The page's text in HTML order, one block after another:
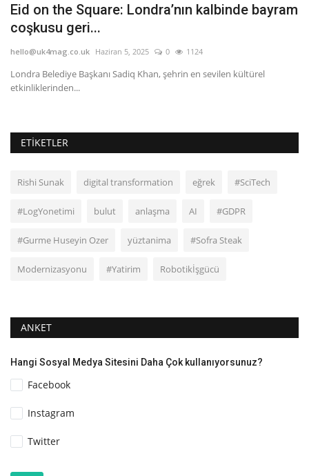
Eid on the Square: Londra’nın kalbinde bayram
coşkusu geri...
hello@uk4mag.co.uk Haziran 5, 2025 0 1124
Londra Belediye Başkanı Sadiq Khan, şehrin en sevilen kültürel
etkinliklerinden...
ETIKETLER
Rishi Sunak digital transformation eğrek #SciTech
#LogYonetimi bulut anlaşma AI #GDPR
#Gurme Huseyin Ozer yüztanima #Sofra Steak
Modernizasyonu #Yatirim Robotikİşgücü
ANKET
Hangi Sosyal Medya Sitesini Daha Çok kullanıyorsunuz?
Facebook
Instagram
Twitter